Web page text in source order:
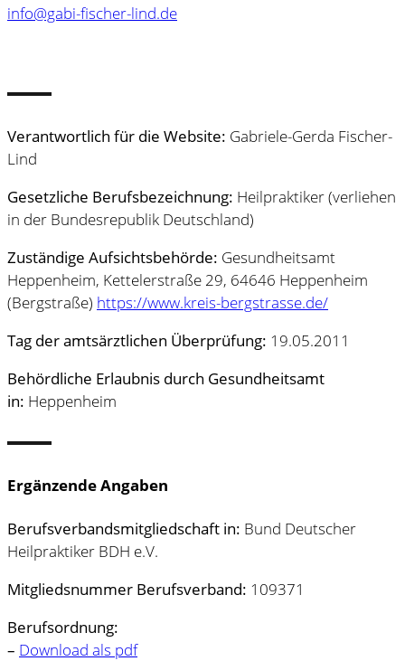
info@gabi-fischer-lind.de
Verantwortlich für die Website: Gabriele-Gerda Fischer-
Lind
Gesetzliche Berufsbezeichnung: Heilpraktiker (verliehen
in der Bundesrepublik Deutschland)
Zuständige Aufsichtsbehörde: Gesundheitsamt
Heppenheim, Kettelerstraße 29, 64646 Heppenheim
(Bergstraße) https://www.kreis-bergstrasse.de/
Tag der amtsärztlichen Überprüfung: 19.05.2011
Behördliche Erlaubnis durch Gesundheitsamt
in: Heppenheim
Ergänzende Angaben
Berufsverbandsmitgliedschaft in: Bund Deutscher
Heilpraktiker BDH e.V.
Mitgliedsnummer Berufsverband: 109371
Berufsordnung:
– Download als pdf